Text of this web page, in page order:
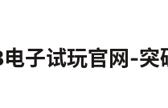
子试玩官网-